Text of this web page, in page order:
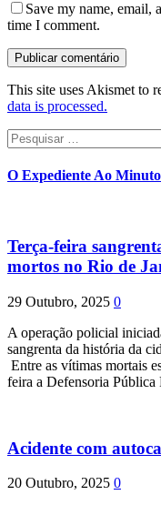
Save my name, email,
time I comment.
This site uses Akismet to
data is processed.
Pesquisar
por:
O Expediente Ao Minuto
Terça-feira
mortos no Rio de
29 Outubro, 2025 0
A operação policial
sangrenta da história da
Entre as vítimas mortais
feira a Defensoria Pública
Acidente com
20 Outubro, 2025 0